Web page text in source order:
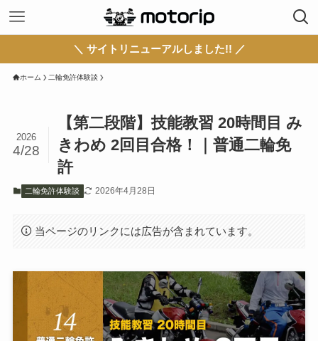
＼ サイトリニューアルしました!! ／
ホーム 二輪免許体験談
【第二段階】技能教習 20時間目 み
きわめ 2回目合格！｜普通二輪免
許
2026
4/28
二輪免許体験談 2026年4月28日
当ページのリンクには広告が含まれています。